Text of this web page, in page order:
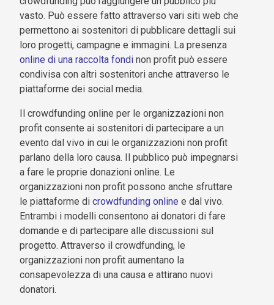
vasto. Può essere fatto attraverso vari siti web che
permettono ai sostenitori di pubblicare dettagli sui
loro progetti, campagne e immagini. La presenza
online di una raccolta fondi non profit può essere
condivisa con altri sostenitori anche attraverso le
piattaforme dei social media.
Il crowdfunding online per le organizzazioni non
profit consente ai sostenitori di partecipare a un
evento dal vivo in cui le organizzazioni non profit
parlano della loro causa. Il pubblico può impegnarsi
a fare le proprie donazioni online. Le
organizzazioni non profit possono anche sfruttare
le piattaforme di crowdfunding online e dal vivo.
Entrambi i modelli consentono ai donatori di fare
domande e di partecipare alle discussioni sul
progetto. Attraverso il crowdfunding, le
organizzazioni non profit aumentano la
consapevolezza di una causa e attirano nuovi
donatori.